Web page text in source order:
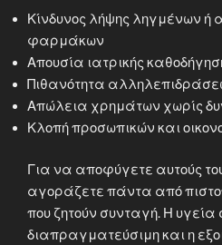
Κίνδυνος λήψης ληγμένων
φαρμάκων
Απουσία ιατρικής
Πιθανότητα
Απώλεια χρημάτων χωρίς
Κλοπή προσωπικών και
Για να αποφύγετε αυτούς
αγοράζετε πάντα από
που ζητούν συνταγή. Η υγεία
διαπραγματεύσιμη και η